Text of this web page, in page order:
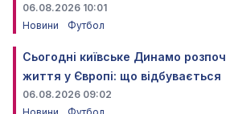
06.08.2026 10:01
Новини
Футбол
Сьогодні київське Динамо
життя у Європі: що відбувається
06.08.2026 09:02